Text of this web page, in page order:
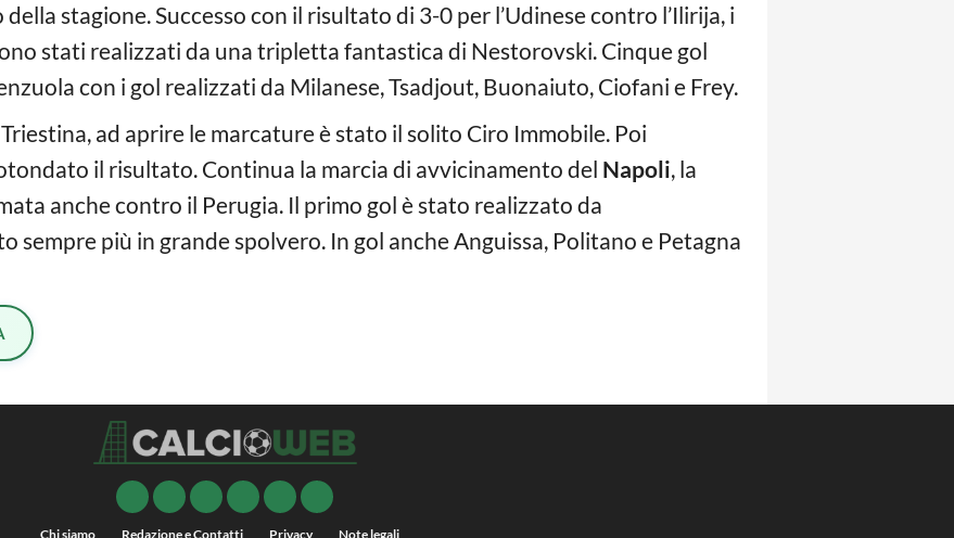
stagione. Successo con il risultato di 3-0 per l’Udinese contro l’Ilirija, i
stati realizzati da una tripletta fantastica di Nestorovski. Cinque gol
con i gol realizzati da Milanese, Tsadjout, Buonaiuto, Ciofani e Frey.
ad aprire le marcature è stato il solito Ciro Immobile. Poi
il risultato. Continua la marcia di avvicinamento del Napoli, la
anche contro il Perugia. Il primo gol è stato realizzato da
sempre più in grande spolvero. In gol anche Anguissa, Politano e Petagna
Chi siamo Redazione e Contatti Privacy Note legali